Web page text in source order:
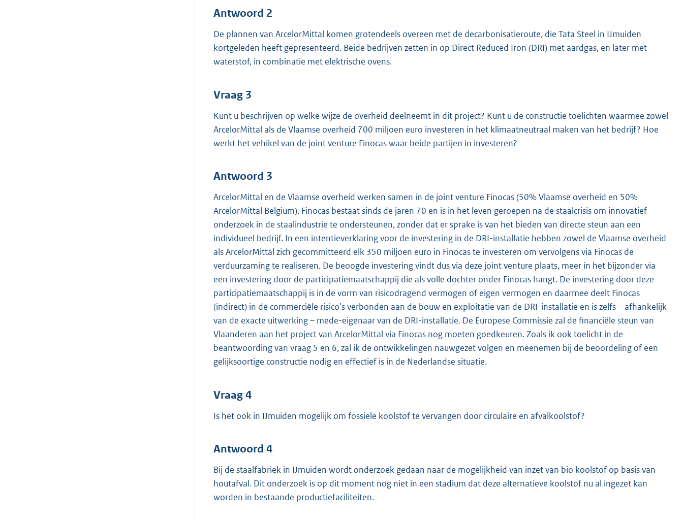
Antwoord 2
De plannen van ArcelorMittal komen grotendeels overeen met de decarbonisatieroute, die Tata Steel in IJmuiden
kortgeleden heeft gepresenteerd. Beide bedrijven zetten in op Direct Reduced Iron (DRI) met aardgas, en later met
waterstof, in combinatie met elektrische ovens.
Vraag 3
Kunt u beschrijven op welke wijze de overheid deelneemt in dit project? Kunt u de constructie toelichten waarmee zowel
ArcelorMittal als de Vlaamse overheid 700 miljoen euro investeren in het klimaatneutraal maken van het bedrijf? Hoe
werkt het vehikel van de joint venture Finocas waar beide partijen in investeren?
Antwoord 3
ArcelorMittal en de Vlaamse overheid werken samen in de joint venture Finocas (50% Vlaamse overheid en 50%
ArcelorMittal Belgium). Finocas bestaat sinds de jaren 70 en is in het leven geroepen na de staalcrisis om innovatief
onderzoek in de staalindustrie te ondersteunen, zonder dat er sprake is van het bieden van directe steun aan een
individueel bedrijf. In een intentieverklaring voor de investering in de DRI-installatie hebben zowel de Vlaamse overheid
als ArcelorMittal zich gecommitteerd elk 350 miljoen euro in Finocas te investeren om vervolgens via Finocas de
verduurzaming te realiseren. De beoogde investering vindt dus via deze joint venture plaats, meer in het bijzonder via
een investering door de participatiemaatschappij die als volle dochter onder Finocas hangt. De investering door deze
participatiemaatschappij is in de vorm van risicodragend vermogen of eigen vermogen en daarmee deelt Finocas
(indirect) in de commerciële risico’s verbonden aan de bouw en exploitatie van de DRI-installatie en is zelfs – afhankelijk
van de exacte uitwerking – mede-eigenaar van de DRI-installatie. De Europese Commissie zal de financiële steun van
Vlaanderen aan het project van ArcelorMittal via Finocas nog moeten goedkeuren. Zoals ik ook toelicht in de
beantwoording van vraag 5 en 6, zal ik de ontwikkelingen nauwgezet volgen en meenemen bij de beoordeling of een
gelijksoortige constructie nodig en effectief is in de Nederlandse situatie.
Vraag 4
Is het ook in IJmuiden mogelijk om fossiele koolstof te vervangen door circulaire en afvalkoolstof?
Antwoord 4
Bij de staalfabriek in IJmuiden wordt onderzoek gedaan naar de mogelijkheid van inzet van bio koolstof op basis van
houtafval. Dit onderzoek is op dit moment nog niet in een stadium dat deze alternatieve koolstof nu al ingezet kan
worden in bestaande productiefaciliteiten.